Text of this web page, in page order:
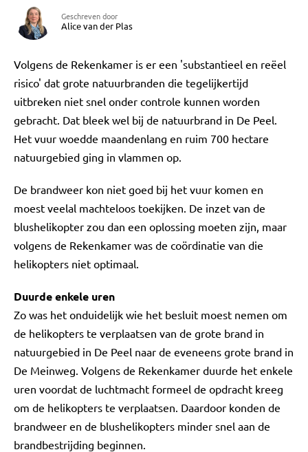
Geschreven door
Alice van der Plas
Volgens de Rekenkamer is er een 'substantieel en reëel
risico' dat grote natuurbranden die tegelijkertijd
uitbreken niet snel onder controle kunnen worden
gebracht. Dat bleek wel bij de natuurbrand in De Peel.
Het vuur woedde maandenlang en ruim 700 hectare
natuurgebied ging in vlammen op.
De brandweer kon niet goed bij het vuur komen en
moest veelal machteloos toekijken. De inzet van de
blushelikopter zou dan een oplossing moeten zijn, maar
volgens de Rekenkamer was de coördinatie van die
helikopters niet optimaal.
Duurde enkele uren
Zo was het onduidelijk wie het besluit moest nemen om
de helikopters te verplaatsen van de grote brand in
natuurgebied in De Peel naar de eveneens grote brand in
De Meinweg. Volgens de Rekenkamer duurde het enkele
uren voordat de luchtmacht formeel de opdracht kreeg
om de helikopters te verplaatsen. Daardoor konden de
brandweer en de blushelikopters minder snel aan de
brandbestrijding beginnen.